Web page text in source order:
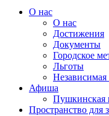
О нас
О нас
Достижения
Документы
Городское
Льготы
Независимая
Афиша
Пушкинская
Пространство для